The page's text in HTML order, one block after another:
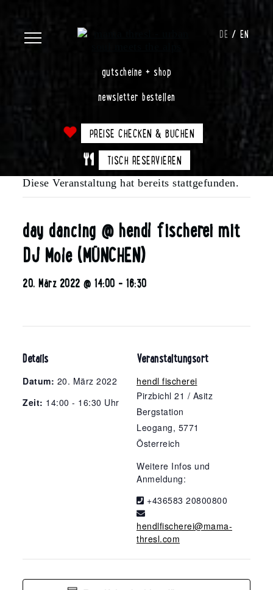
DE EN
gutscheine + shop
newsletter bestellen
PREISE CHECKEN & BUCHEN
TISCH RESERVIEREN
Diese Veranstaltung hat bereits stattgefunden.
day dancing @ hendl fischerei mit
DJ Mole (MÜNCHEN)
20. März 2022 @ 14:00 -16:30
Details
Datum: 20. März 2022
Zeit: 14:00 - 16:30 Uhr
Veranstaltungsort
hendl fischerei
Pirzbichl 21 / Asitz
Bergstation
Leogang, 5771
Österreich
Weitere Infos und
Anmeldung:
+436583 20800800
hendlfischerei@mama-
thresl.com